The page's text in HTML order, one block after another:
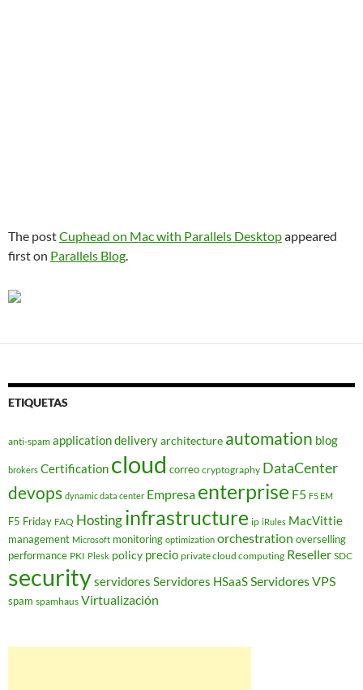
The postCuphead on Mac with Parallels Desktopappeared
first on Parallels Blog.
ETIQUETAS
anti-spam application deliveryarchitecture automation blog
brokers Certification cloud correo cryptography DataCenter
devops dynamic data center Empresa enterprise F5 F5 EM
F5 Friday FAQ Hostinginfrastructure ip iRules MacVittie
management Microsoft monitoring optimization orchestration overselling
performance PKI Plesk policy precio private cloud computing Reseller SDC
securityservidores Servidores HSaaSServidores VPS
spam spamhaus Virtualización